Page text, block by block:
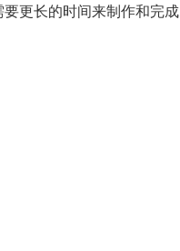
更长的时间来制作和完